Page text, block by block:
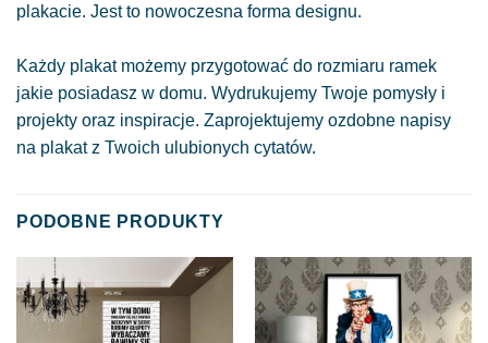
plakacie. Jest to nowoczesna forma designu.
Każdy plakat możemy przygotować do rozmiaru ramek
jakie posiadasz w domu. Wydrukujemy Twoje pomysły i
projekty oraz inspiracje. Zaprojektujemy ozdobne napisy
na plakat z Twoich ulubionych cytatów.
PODOBNE PRODUKTY